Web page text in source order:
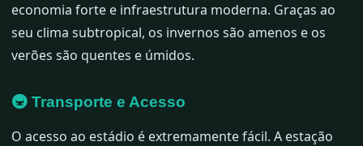
economia forte e infraestrutura moderna. Graças ao
seu clima subtropical, os invernos são amenos e os
verões são quentes e úmidos.
🚇 Transporte e Acesso
O acesso ao estádio é extremamente fácil. A estação